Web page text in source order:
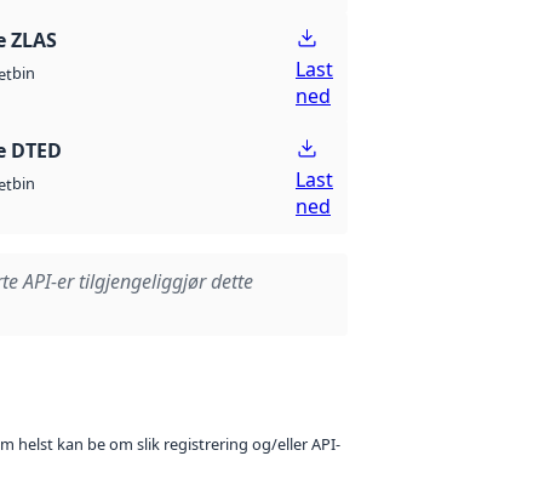
ZLAS
bin
Last
ned
DTED
bin
Last
ned
API-er tilgjengeliggjør dette
helst kan be om slik registrering og/eller API-